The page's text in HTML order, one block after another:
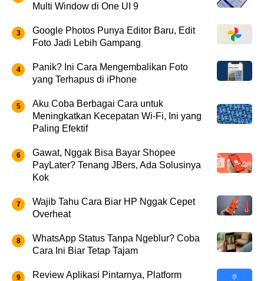
Multi Window di One UI 9
Google Photos Punya Editor Baru, Edit
Foto Jadi Lebih Gampang
Panik? Ini Cara Mengembalikan Foto
yang Terhapus di iPhone
Aku Coba Berbagai Cara untuk
Meningkatkan Kecepatan Wi-Fi, Ini yang
Paling Efektif
Gawat, Nggak Bisa Bayar Shopee
PayLater? Tenang JBers, Ada Solusinya
Kok
Wajib Tahu Cara Biar HP Nggak Cepet
Overheat
WhatsApp Status Tanpa Ngeblur? Coba
Cara Ini Biar Tetap Tajam
Review Aplikasi Pintarnya, Platform